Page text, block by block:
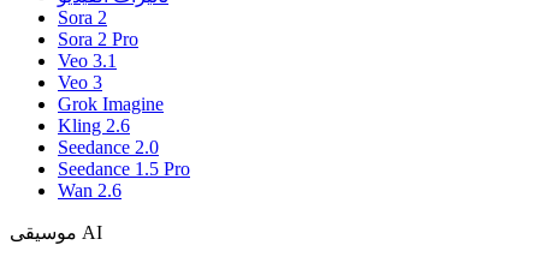
Sora 2
Sora 2 Pro
Veo 3.1
Veo 3
Grok Imagine
Kling 2.6
Seedance 2.0
Seedance 1.5 Pro
Wan 2.6
موسيقى AI